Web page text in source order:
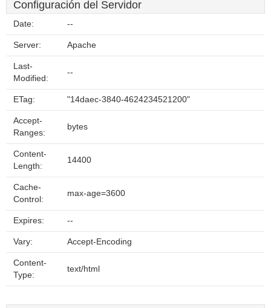
Configuración del Servidor
Date: --
Server: Apache
Last-
Modified:
--
ETag: "14daec-3840-4624234521200"
Accept-
Ranges:
bytes
Content-
Length:
14400
Cache-
Control:
max-age=3600
Expires: --
Vary: Accept-Encoding
Content-
Type:
text/html